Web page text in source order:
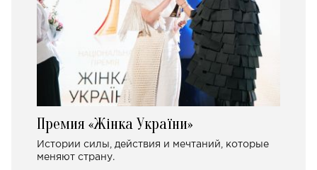
Премия «Жінка України»
Истории силы, действия и мечтаний, которые
меняют страну.